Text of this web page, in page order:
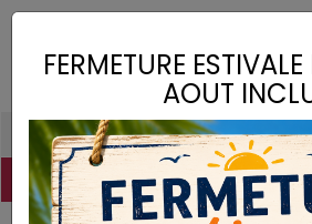
PIGMENTS CHAUX
COLLES DROGUERIE
FERMETURE
AOUT